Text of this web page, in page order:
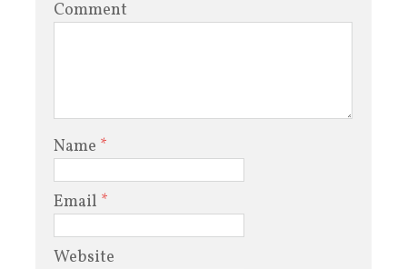
Comment
Name *
Email *
Website